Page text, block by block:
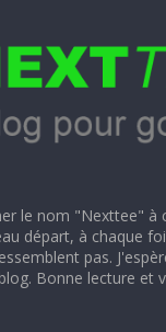
le nom "Nexttee" à
départ, à chaque
pas.
Bonne lecture et